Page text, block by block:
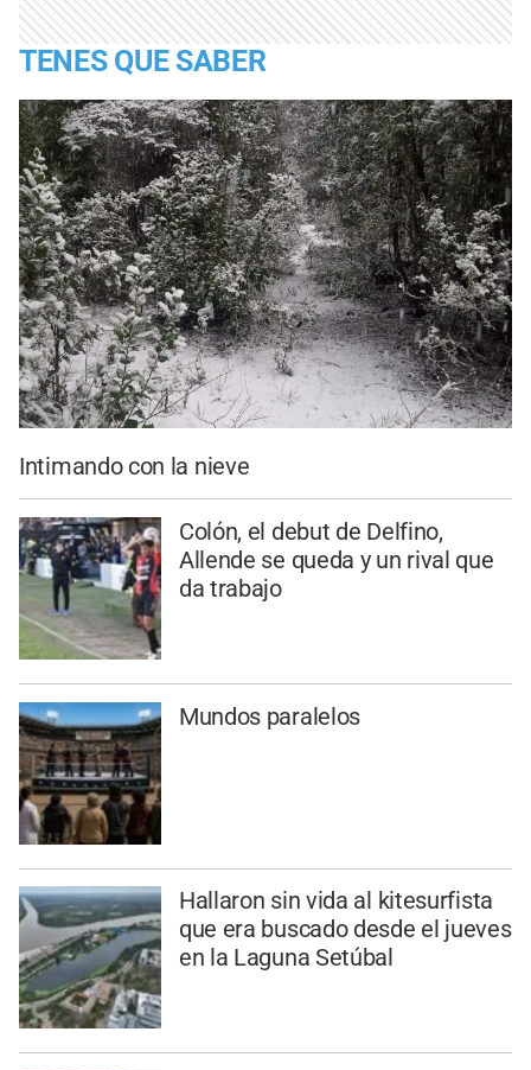
TENES QUE SABER
Intimando con la nieve
Colón, el debut de Delfino,
Allende se queda y un rival que
da trabajo
Mundos paralelos
Hallaron sin vida al kitesurfista
que era buscado desde el jueves
en la Laguna Setúbal